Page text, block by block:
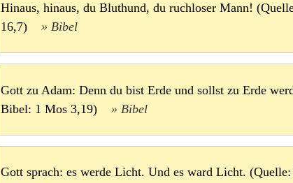
Hinaus, hinaus, du Bluthund, du ruchloser Mann!
16,7)
Bibel
Gott zu Adam: Denn du bist Erde und sollst zu Erde
Bibel: 1 Mos 3,19)
Bibel
Gott sprach: es werde Licht. Und es ward Licht.